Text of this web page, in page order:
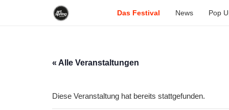
Das Festival News Pop
« Alle Veranstaltungen
Diese Veranstaltung hat bereits stattgefunden.